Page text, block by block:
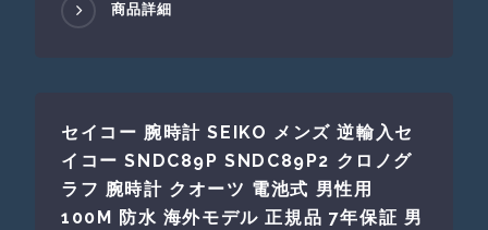
商品詳細
セイコー 腕時計 SEIKO メンズ 逆輸入セ
イコー SNDC89P SNDC89P2 クロノグ
ラフ 腕時計 クオーツ 電池式 男性用
100M 防水 海外モデル 正規品 7年保証 男